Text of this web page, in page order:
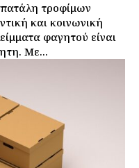
τροφίμων
και κοινωνική
φαγητού είναι
Με...